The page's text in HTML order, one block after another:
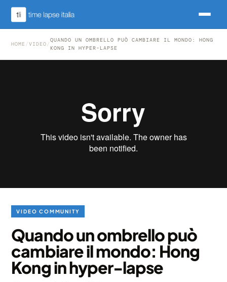
HOME /VIDEO /
QUANDO UN OMBRELLO PUÒ CAMBIARE IL MONDO: HONG
KONG IN HYPER-LAPSE
VIDEO COMMUNITY
Quando un ombrello può
cambiare il mondo: Hong
Kong in hyper-lapse